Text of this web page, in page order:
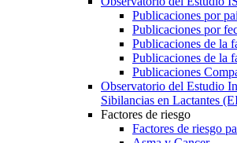
Publicaciones por
Publicaciones por
Publicaciones de la
Publicaciones de la
Publicaciones
Observatorio del Estudio
Sibilancias en Lactantes
Factores de riesgo
Factores de riesgo